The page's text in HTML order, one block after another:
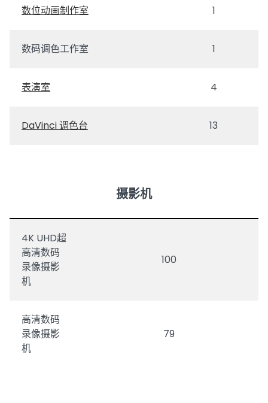
数位动画制作室 1
数码调色工作室 1
表演室 4
DaVinci 调色台 13
摄影机
4K UHD超
高清数码
录像摄影
机
100
高清数码
录像摄影
机
79